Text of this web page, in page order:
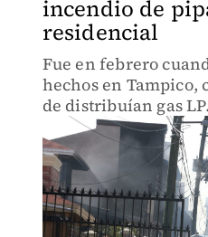
incendio de
residencial
Fue en febrero
hechos en Tampico,
de distribuían gas LP.